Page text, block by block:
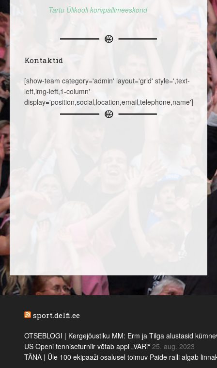
Tartu Ülikooli korvpallimeeskond
Kontaktid
[show-team category='admin' layout='grid' style=',text-
left,img-left,1-column'
display='position,social,location,email,telephone,name']
sport.delfi.ee
OTSEBLOGI | Kergejõustiku MM: Erm ja Tilga alustasid
US Openi tenniseturniir võtab appi „VARi“ 25. aug. 2023
TÄNA | Üle 100 ekipaaži osalusel toimuv Paide ralli algab